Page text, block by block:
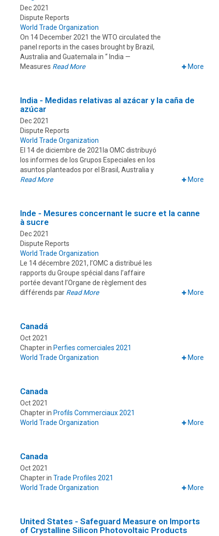
Dec 2021
Dispute Reports
World Trade Organization
On 14 December 2021 the WTO circulated the
panel reports in the cases brought by Brazil,
Australia and Guatemala in “ India —
Measures Read More More
India - Medidas relativas al azácar y la caña de
azúcar
Dec 2021
Dispute Reports
World Trade Organization
El 14 de diciembre de 2021la OMC distribuyó
los informes de los Grupos Especiales en los
asuntos planteados por el Brasil, Australia y
Read More
More
Inde - Mesures concernant le sucre et la canne
à sucre
Dec 2021
Dispute Reports
World Trade Organization
Le 14 décembre 2021, l’OMC a distribué les
rapports du Groupe spécial dans l’affaire
portée devant l’Organe de règlement des
différends par Read More More
Canadá
Oct 2021
Chapter in Perfies comerciales 2021
World Trade Organization
More
Canada
Oct 2021
Chapter in Profils Commerciaux 2021
World Trade Organization
More
Canada
Oct 2021
Chapter in Trade Profiles 2021
World Trade Organization
More
United States - Safeguard Measure on Imports
of Crystalline Silicon Photovoltaic Products